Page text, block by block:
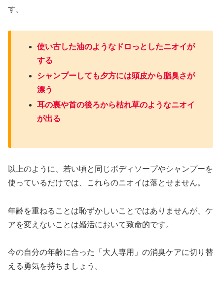
す。
使い古した油のようなドロっとしたニオイが
する
シャンプーしても夕方には頭皮から脂臭さが
漂う
耳の裏や首の後ろから枯れ草のようなニオイ
が出る
以上のように、若い頃と同じボディソープやシャンプーを
使っているだけでは、これらのニオイは落とせません。
年齢を重ねることは恥ずかしいことではありませんが、ケ
アを変えないことは婚活において致命的です。
今の自分の年齢に合った「大人専用」の消臭ケアに切り替
える勇気を持ちましょう。